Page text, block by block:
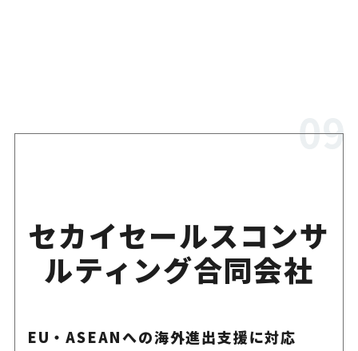
セカイセールスコンサ
ルティング合同会社
EU・ASEANへの海外進出支援に対応